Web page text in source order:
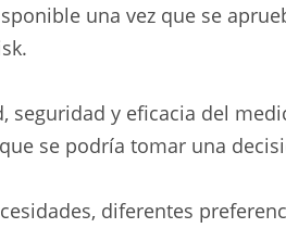
una vez que se
seguridad y eficacia del
se podría tomar una
diferentes